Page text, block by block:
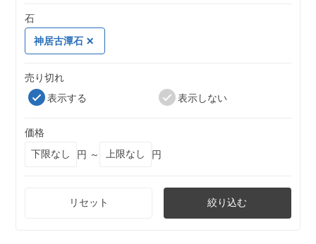
石
神居古潭石
売り切れ
表示する
表示しない
価格
円 ～
円
リセット 絞り込む